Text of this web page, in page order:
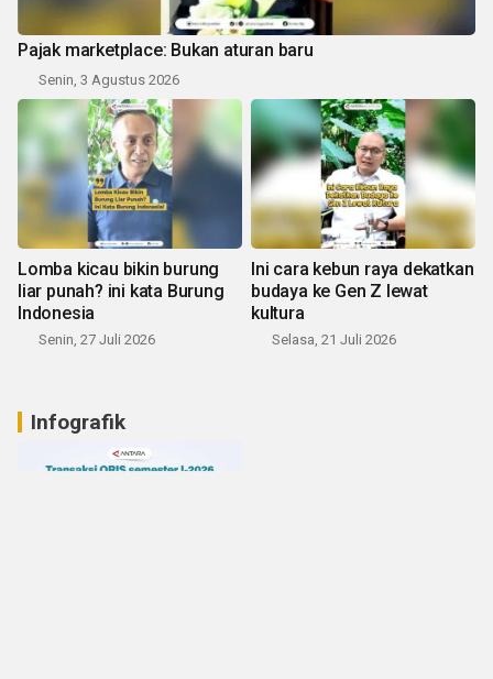
Pajak marketplace: Bukan aturan baru
Senin, 3 Agustus 2026
Lomba kicau bikin burung
liar punah? ini kata Burung
Indonesia
Senin, 27 Juli 2026
Ini cara kebun raya dekatkan
budaya ke Gen Z lewat
kultura
Selasa, 21 Juli 2026
Infografik